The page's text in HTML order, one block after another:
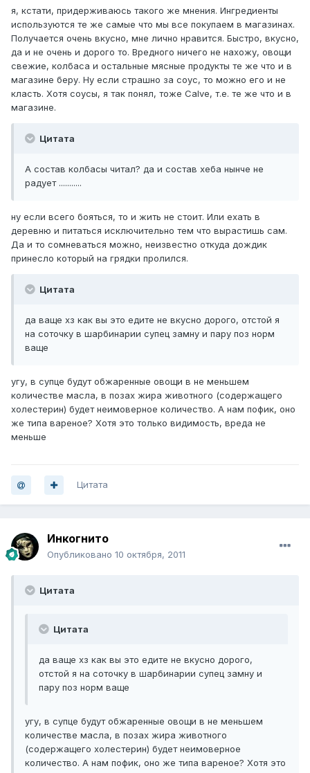
я, кстати, придерживаюсь такого же мнения. Ингредиенты
используются те же самые что мы все покупаем в магазинах.
Получается очень вкусно, мне лично нравится. Быстро, вкусно,
да и не очень и дорого то. Вредного ничего не нахожу, овощи
свежие, колбаса и остальные мясные продукты те же что и в
магазине беру. Ну если страшно за соус, то можно его и не
класть. Хотя соусы, я так понял, тоже Calve, т.е. те же что и в
магазине.
Цитата
А состав колбасы читал? да и состав хеба нынче не
радует ...........
ну если всего бояться, то и жить не стоит. Или ехать в
деревню и питаться исключительно тем что вырастишь сам.
Да и то сомневаться можно, неизвестно откуда дождик
принесло который на грядки пролился.
Цитата
да ваще хз как вы это едите не вкусно дорого, отстой я
на соточку в шарбинарии супец замну и пару поз норм
ваще
угу, в супце будут обжаренные овощи в не меньшем
количестве масла, в позах жира животного (содержащего
холестерин) будет неимоверное количество. А нам пофик, оно
же типа вареное? Хотя это только видимость, вреда не
меньше
Цитата
Инкогнито
Опубликовано 10 октября, 2011
Цитата
Цитата
да ваще хз как вы это едите не вкусно дорого,
отстой я на соточку в шарбинарии супец замну и
пару поз норм ваще
угу, в супце будут обжаренные овощи в не меньшем
количестве масла, в позах жира животного
(содержащего холестерин) будет неимоверное
количество. А нам пофик, оно же типа вареное? Хотя это